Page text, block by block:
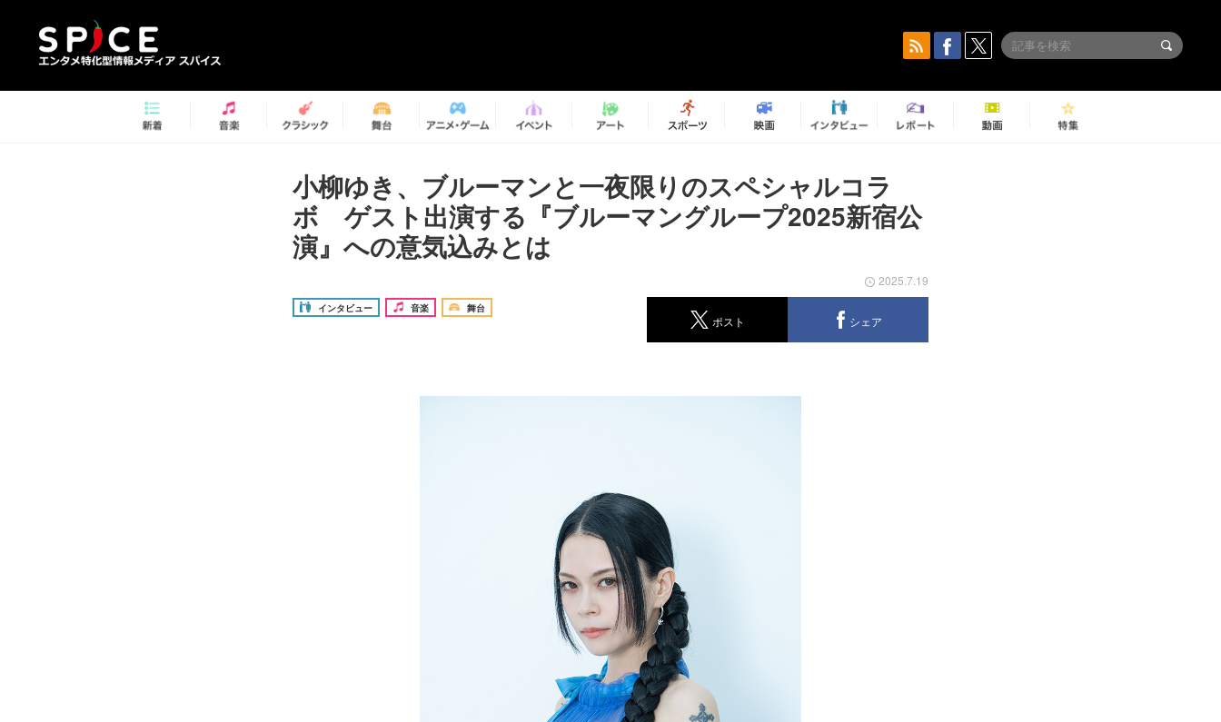
小柳ゆき、ブルーマンと一夜限りのスペシャルコラ
ボ ゲスト出演する『ブルーマングループ2025新宿公
演』への意気込みとは
インタビュー 音楽 舞台
2025.7.19
ポスト シェア